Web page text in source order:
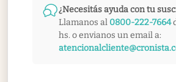
¿Necesitás ayuda con tu
Llamanos al 0800-222-7664
hs. o envianos un email a: